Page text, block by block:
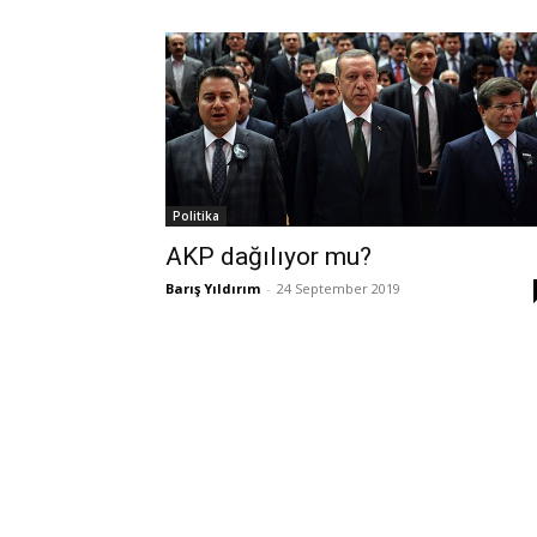
Politika
AKP dağılıyor mu?
Barış Yıldırım - 24 September 2019